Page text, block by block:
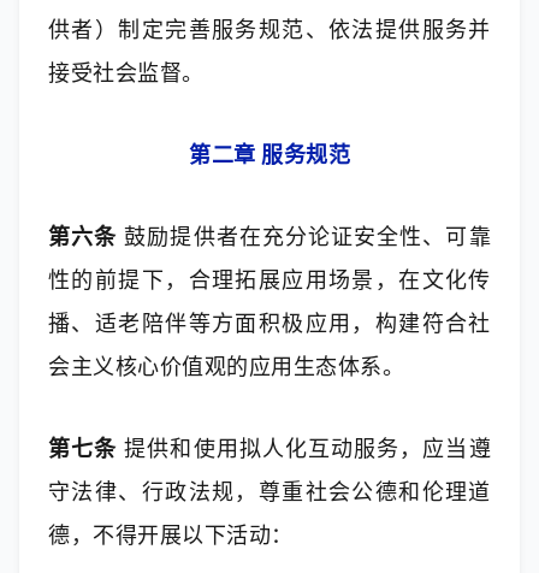
供者）制定完善服务规范、依法提供服务并
接受社会监督。
第二章 服务规范
第六条 鼓励提供者在充分论证安全性、可靠
性的前提下，合理拓展应用场景，在文化传
播、适老陪伴等方面积极应用，构建符合社
会主义核心价值观的应用生态体系。
第七条 提供和使用拟人化互动服务，应当遵
守法律、行政法规，尊重社会公德和伦理道
德，不得开展以下活动：